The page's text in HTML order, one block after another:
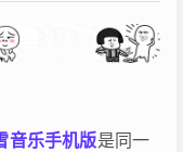
音乐手机版是同一